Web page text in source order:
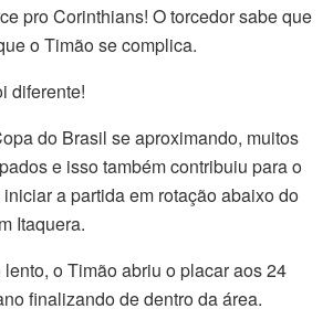
pro Corinthians! O torcedor sabe que
o Timão se complica.
diferente!
do Brasil se aproximando, muitos
e isso também contribuiu para o
a partida em rotação abaixo do
Itaquera.
o Timão abriu o placar aos 24
finalizando de dentro da área.